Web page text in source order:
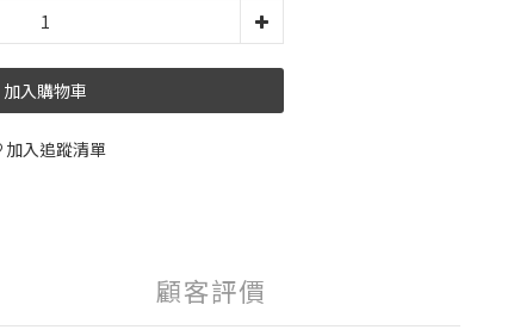
加入購物車
加入追蹤清單
顧客評價